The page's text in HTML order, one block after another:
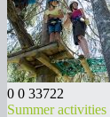
0 0 33722
Summer activities